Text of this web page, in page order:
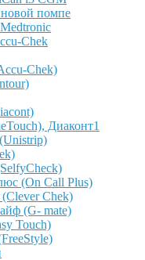
помпе
Chek
Chek)
Диаконт1
(On Call Plus)
Chek)
(G- mate)
Touch)